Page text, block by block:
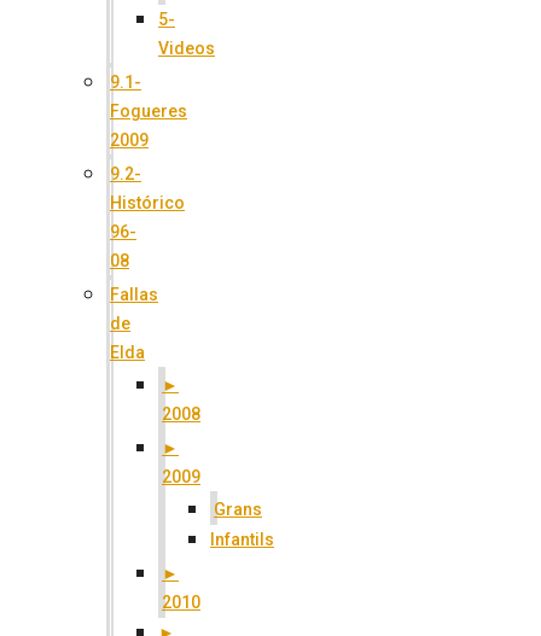
5-
Videos
9.1-
Fogueres
2009
9.2-
Histórico
96-
08
Fallas
de
Elda
►
2008
►
2009
Grans
Infantils
►
2010